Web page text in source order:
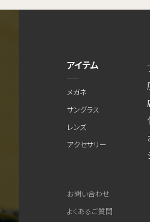
アイテム
メガネ
サングラス
レンズ
アクセサリー
お問い合わせ
よくあるご質問